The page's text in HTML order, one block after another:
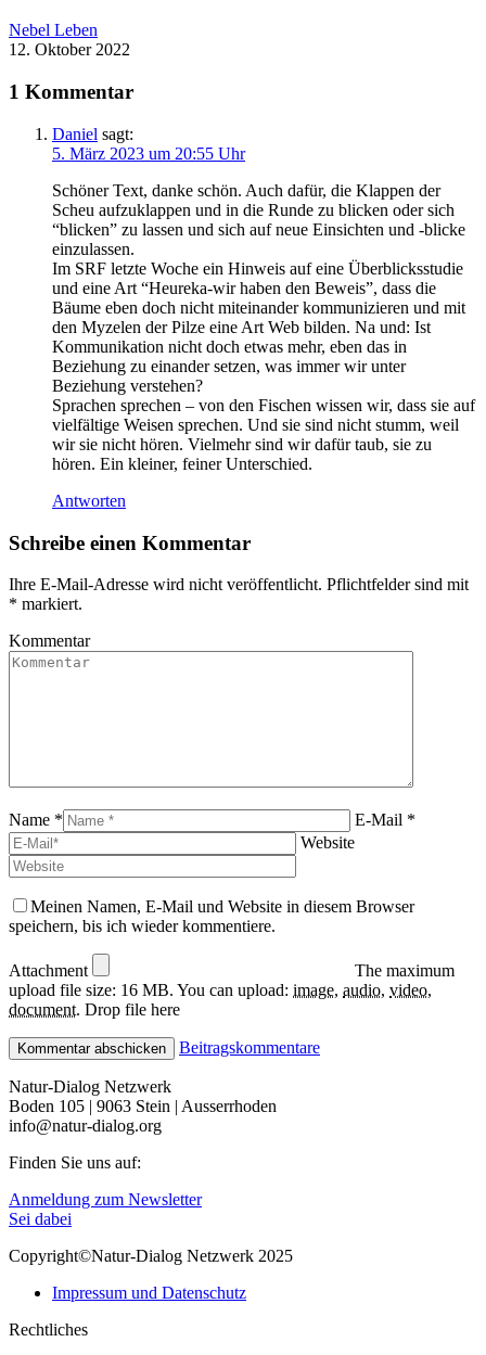
Nebel Leben
12. Oktober 2022
1 Kommentar
Daniel sagt:
5. März 2023 um 20:55 Uhr
Schöner Text, danke schön. Auch dafür, die Klappen der
Scheu aufzuklappen und in die Runde zu blicken oder sich
“blicken” zu lassen und sich auf neue Einsichten und -blicke
einzulassen.
Im SRF letzte Woche ein Hinweis auf eine Überblicksstudie
und eine Art “Heureka-wir haben den Beweis”, dass die
Bäume eben doch nicht miteinander kommunizieren und mit
den Myzelen der Pilze eine Art Web bilden. Na und: Ist
Kommunikation nicht doch etwas mehr, eben das in
Beziehung zu einander setzen, was immer wir unter
Beziehung verstehen?
Sprachen sprechen – von den Fischen wissen wir, dass sie auf
vielfältige Weisen sprechen. Und sie sind nicht stumm, weil
wir sie nicht hören. Vielmehr sind wir dafür taub, sie zu
hören. Ein kleiner, feiner Unterschied.
Antworten
Schreibe einen Kommentar
Ihre E-Mail-Adresse wird nicht veröffentlicht. Pflichtfelder sind mit
* markiert.
Kommentar
Name *
E-Mail *
Website
Meinen Namen, E-Mail und Website in diesem Browser
speichern, bis ich wieder kommentiere.
Attachment
The maximum
upload file size: 16 MB. You can upload: image, audio, video,
document. Drop file here
Beitragskommentare
Natur-Dialog Netzwerk
Boden 105 | 9063 Stein | Ausserrhoden
info@natur-dialog.org
Finden Sie uns auf:
Linkedin
page
in
window
E-
Mail
opens
new
Anmeldung zum Newsletter
Sei dabei
Copyright©Natur-Dialog Netzwerk 2025
Impressum und Datenschutz
Rechtliches